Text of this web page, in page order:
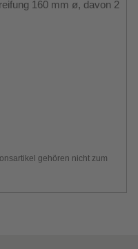
160 mm ø, davon 2
gehören nicht zum